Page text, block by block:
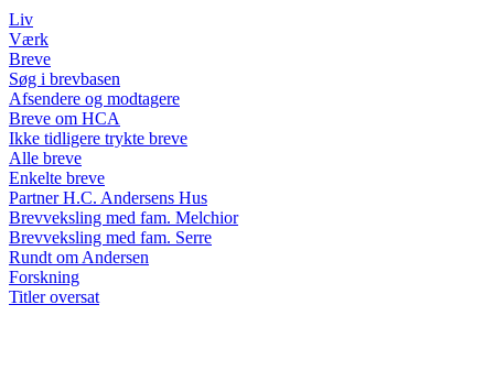
Liv
Værk
Breve
Søg i brevbasen
Afsendere og modtagere
Breve om HCA
Ikke tidligere trykte breve
Alle breve
Enkelte breve
Partner H.C. Andersens Hus
Brevveksling med fam. Melchior
Brevveksling med fam. Serre
Rundt om Andersen
Forskning
Titler oversat